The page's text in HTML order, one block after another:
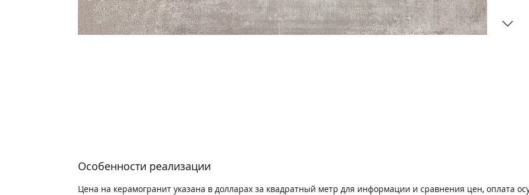
Особенности реализации
Цена на керамогранит указана в долларах за квадратный метр для информации и сравнения цен, оплата